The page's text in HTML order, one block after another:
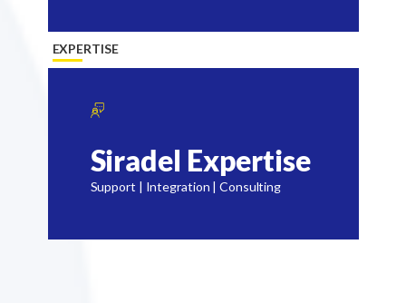
EXPERTISE
Siradel Expertise
Support | Integration | Consulting